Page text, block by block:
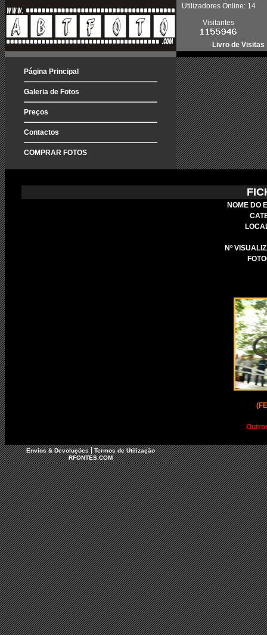
Utilizadores Online: 14
Visitantes
Livro de Visitas
Página Principal
Galeria de Fotos
Preços
Contactos
COMPRAR FOTOS
NOME DO
Nº
Envios & Devoluções|Termos de Utilização
RFONTES.COM